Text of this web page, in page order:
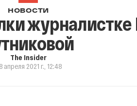
НОВОСТИ
журналистке
The Insider
апреля 2021 г., 12:48